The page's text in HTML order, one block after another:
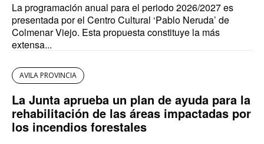
La programación anual para el periodo 2026/2027 es
presentada por el Centro Cultural ‘Pablo Neruda’ de
Colmenar Viejo. Esta propuesta constituye la más
extensa...
AVILA PROVINCIA
La Junta aprueba un plan de ayuda para la
rehabilitación de las áreas impactadas por
los incendios forestales